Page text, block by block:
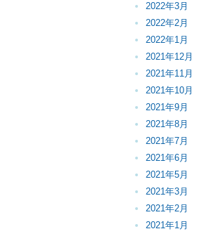
2022年3月
2022年2月
2022年1月
2021年12月
2021年11月
2021年10月
2021年9月
2021年8月
2021年7月
2021年6月
2021年5月
2021年3月
2021年2月
2021年1月